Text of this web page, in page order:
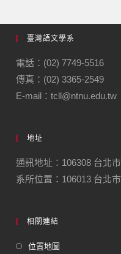
臺灣語文學系
電話：(02) 7749-5516
傳真：(02) 3365-2549
E-mail：tcll@ntnu.edu.tw
地址
通訊地址：106308 台北
系所位置：106013 台北
相關連結
位置地圖